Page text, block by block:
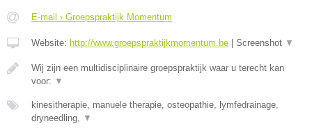
E-mail › Groepspraktijk Momentum
Website: http://www.groepspraktijkmomentum.be | Screenshot ▼
Wij zijn een multidisciplinaire groepspraktijk waar u terecht kan
voor: ▼
kinesitherapie, manuele therapie, osteopathie, lymfedrainage,
dryneedling,
▼